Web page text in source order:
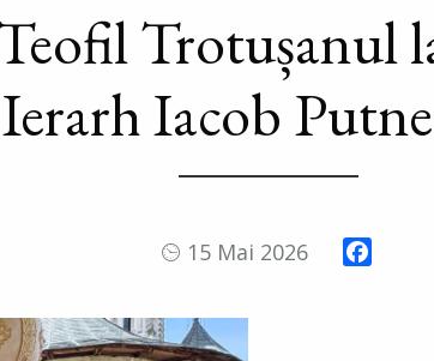
Trotușanul
Ierarh Iacob
15 Mai 2026